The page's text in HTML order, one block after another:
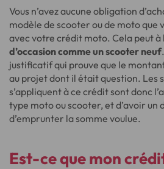
Vous n’avez aucune obligation
modèle de scooter ou de moto que
avec votre crédit moto. Cela peut à
d’occasion comme un scooter neuf
justificatif qui prouve que le
au projet dont il était question. Les
s’appliquent à ce crédit sont donc
type moto ou scooter, et d’avoir un
d’emprunter la somme voulue.
Est-ce que mon